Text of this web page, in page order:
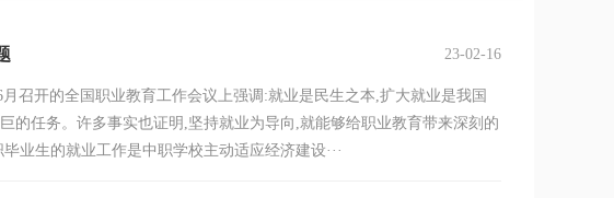
23-02-16
召开的全国职业教育工作会议上强调:就业是民生之本,扩大就业是我国
的任务。许多事实也证明,坚持就业为导向,就能够给职业教育带来深刻的
业生的就业工作是中职学校主动适应经济建设···